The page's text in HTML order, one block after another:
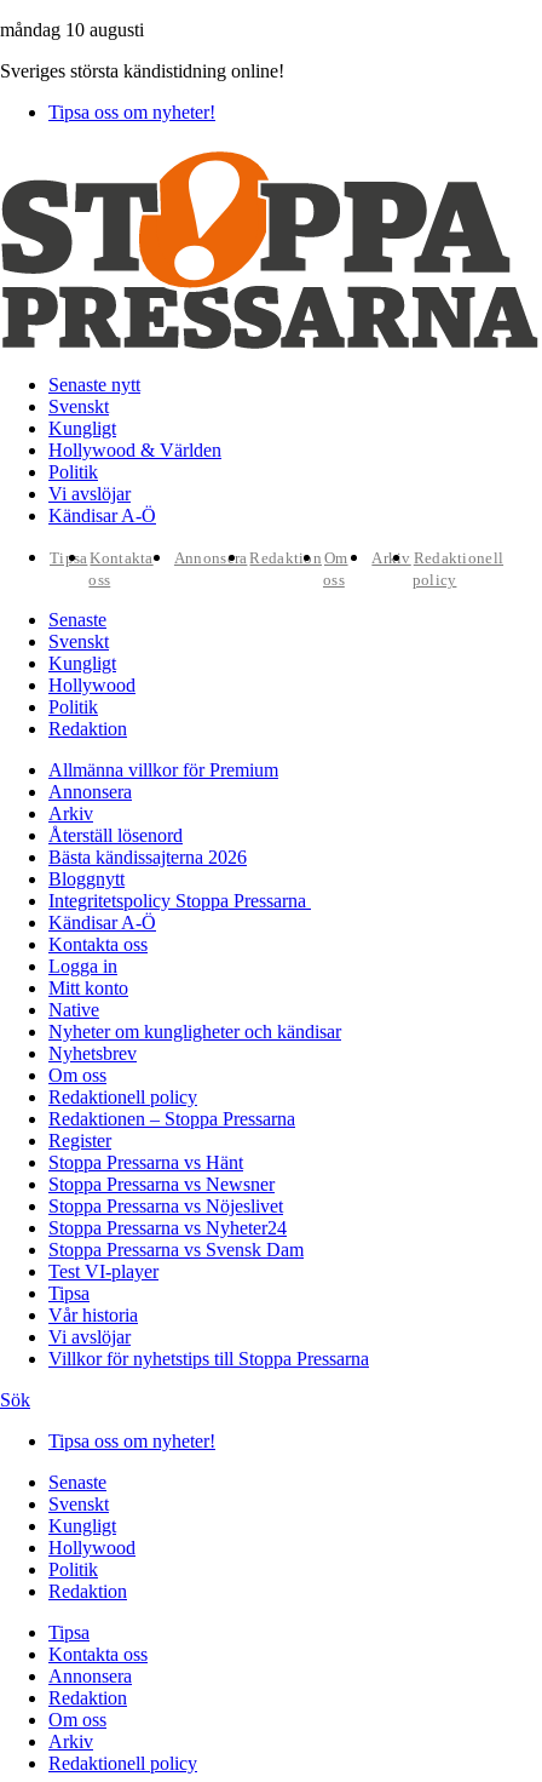
måndag 10 augusti
Sveriges största kändistidning online!
Tipsa oss om nyheter!
Senaste nytt
Svenskt
Kungligt
Hollywood & Världen
Politik
Vi avslöjar
Kändisar A-Ö
TipsaKontakta
oss
AnnonseraRedaktion Om
oss
Arkiv Redaktionell
policy
Senaste
Svenskt
Kungligt
Hollywood
Politik
Redaktion
Allmänna villkor för Premium
Annonsera
Arkiv
Återställ lösenord
Bästa kändissajterna 2026
Bloggnytt
Integritetspolicy Stoppa Pressarna
Kändisar A-Ö
Kontakta oss
Logga in
Mitt konto
Native
Nyheter om kungligheter och kändisar
Nyhetsbrev
Om oss
Redaktionell policy
Redaktionen – Stoppa Pressarna
Register
Stoppa Pressarna vs Hänt
Stoppa Pressarna vs Newsner
Stoppa Pressarna vs Nöjeslivet
Stoppa Pressarna vs Nyheter24
Stoppa Pressarna vs Svensk Dam
Test VI-player
Tipsa
Vår historia
Vi avslöjar
Villkor för nyhetstips till Stoppa Pressarna
Sök
Tipsa oss om nyheter!
Senaste
Svenskt
Kungligt
Hollywood
Politik
Redaktion
Tipsa
Kontakta oss
Annonsera
Redaktion
Om oss
Arkiv
Redaktionell policy